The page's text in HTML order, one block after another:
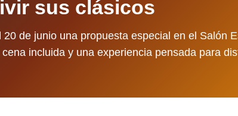
sus clásicos
de junio una propuesta especial en el Salón
incluida y una experiencia pensada para